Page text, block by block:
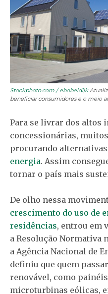
Stockphoto.com / ebobeldijk
beneficiar consumidores e o meio
Para se livrar dos altos
concessionárias,
procurando
energia. Assim
tornar o país mais
De olho nessa
crescimento do uso de
residências, entrou em
a Resolução Normativa
a Agência Nacional de
definiu que quem
renovável, como
microturbinas eólicas,